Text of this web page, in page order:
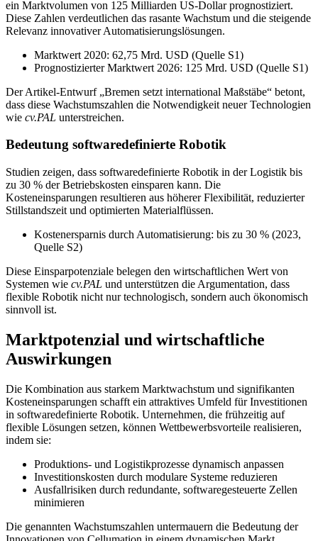
ein Marktvolumen von 125 Milliarden US-Dollar prognostiziert.
Diese Zahlen verdeutlichen das rasante Wachstum und die steigende
Relevanz innovativer Automatisierungslösungen.
Marktwert 2020: 62,75 Mrd. USD (Quelle S1)
Prognostizierter Marktwert 2026: 125 Mrd. USD (Quelle S1)
Der Artikel-Entwurf „Bremen setzt international Maßstäbe“ betont,
dass diese Wachstumszahlen die Notwendigkeit neuer Technologien
wie cv.PAL unterstreichen.
Bedeutung softwaredefinierte Robotik
Studien zeigen, dass softwaredefinierte Robotik in der Logistik bis
zu 30 % der Betriebskosten einsparen kann. Die
Kosteneinsparungen resultieren aus höherer Flexibilität, reduzierter
Stillstandszeit und optimierten Materialflüssen.
Kostenersparnis durch Automatisierung: bis zu 30 % (2023,
Quelle S2)
Diese Einsparpotenziale belegen den wirtschaftlichen Wert von
Systemen wie cv.PAL und unterstützen die Argumentation, dass
flexible Robotik nicht nur technologisch, sondern auch ökonomisch
sinnvoll ist.
Marktpotenzial und wirtschaftliche
Auswirkungen
Die Kombination aus starkem Marktwachstum und signifikanten
Kosteneinsparungen schafft ein attraktives Umfeld für Investitionen
in softwaredefinierte Robotik. Unternehmen, die frühzeitig auf
flexible Lösungen setzen, können Wettbewerbsvorteile realisieren,
indem sie:
Produktions- und Logistikprozesse dynamisch anpassen
Investitionskosten durch modulare Systeme reduzieren
Ausfallrisiken durch redundante, softwaregesteuerte Zellen
minimieren
Die genannten Wachstumszahlen untermauern die Bedeutung der